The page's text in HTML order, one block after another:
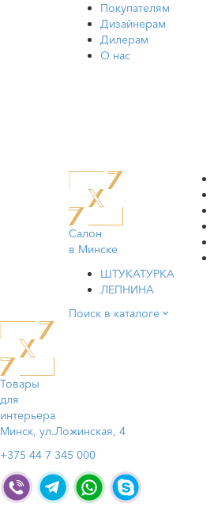
Покупателям
Дизайнерам
Дилерам
О нас
Салон
в Минске
ШТУКАТУРКА
ЛЕПНИНА
Поиск в каталоге
Товары
для
интерьера
Минск, ул.Ложинская, 4
+375 44 7 345 000